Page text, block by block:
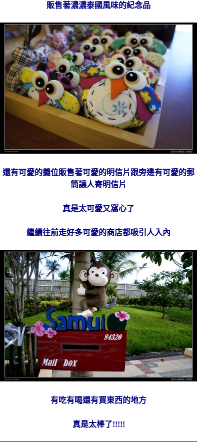
販售著濃濃泰國風味的紀念品
還有可愛的攤位販售著可愛的明信片跟旁邊有可愛的郵
筒讓人寄明信片
真是太可愛又窩心了
繼續往前走好多可愛的商店都吸引人入內
有吃有喝還有買東西的地方
真是太棒了!!!!!